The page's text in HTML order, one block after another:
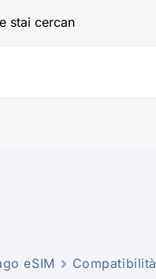
stai cercan
eSIM Compatibilità